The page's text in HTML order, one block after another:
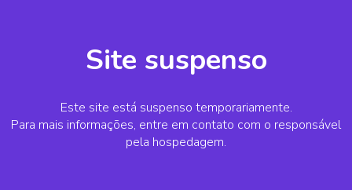
Site suspenso
Este site está suspenso temporariamente.
Para mais informações, entre em contato com o responsável
pela hospedagem.